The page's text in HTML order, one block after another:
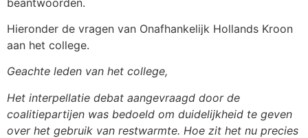
Hieronder de vragen van Onafhankelijk Hollands Kroon
aan het college.
Geachte leden van het college,
Het interpellatie debat aangevraagd door de
coalitiepartijen was bedoeld om duidelijkheid te geven
over het gebruik van restwarmte. Hoe zit het nu precies